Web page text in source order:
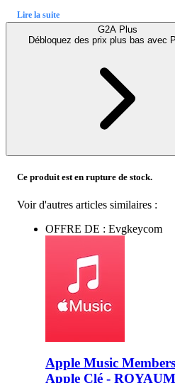
Lire la suite
G2A Plus
Débloquez des prix plus bas avec
Ce produit est en rupture de stock.
Voir d'autres articles similaires :
OFFRE DE : Evgkeycom
Apple Music
Apple Clé -